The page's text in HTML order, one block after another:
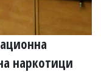
наркотици